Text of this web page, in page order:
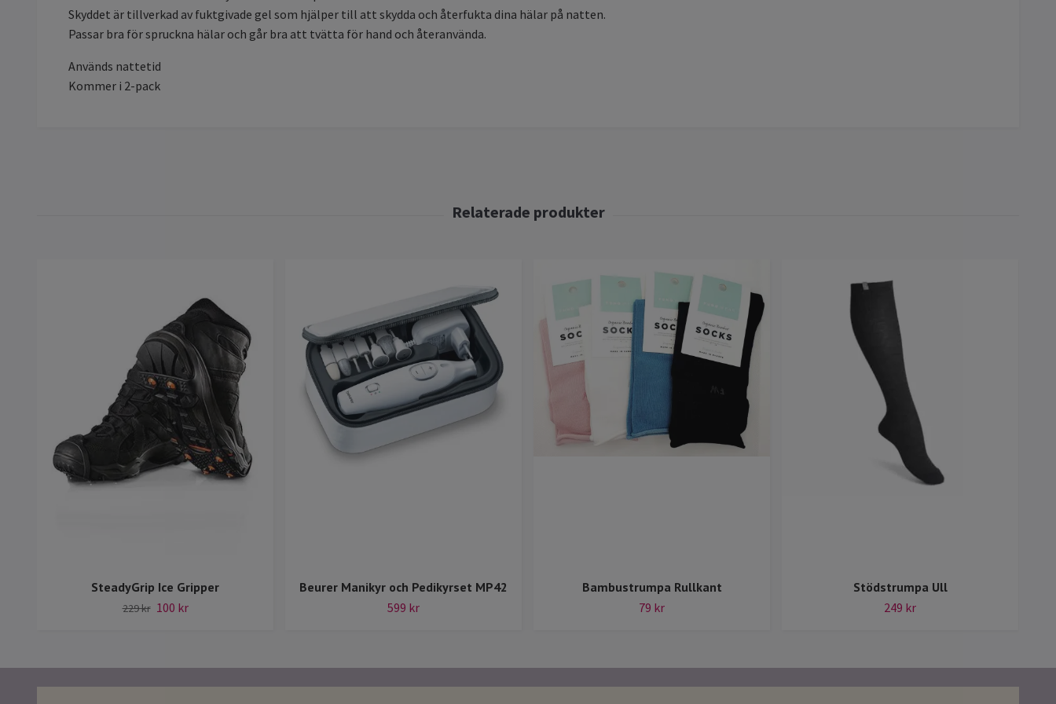
Skyddet är tillverkad av fuktgivade gel som hjälper till att skydda och återfukta dina hälar på natten.
Passar bra för spruckna hälar och går bra att tvätta för hand och återanvända.
Används nattetid
Kommer i 2-pack
SteadyGrip Ice Gripper
229 kr 100 kr
Beurer Manikyr och Pedikyrset MP42
599 kr
Bambustrumpa Rullkant
79 kr
Stödstrumpa Ull
249 kr